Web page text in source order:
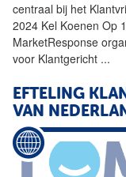
centraal bij het
2024 Kel Koenen Op
MarketResponse
voor Klantgericht ...
EFTELING
VAN